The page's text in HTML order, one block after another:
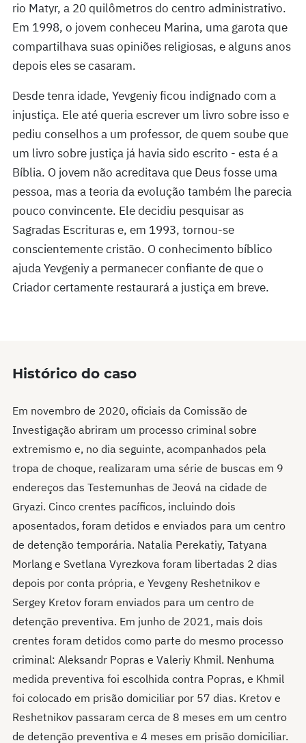
rio Matyr, a 20 quilômetros do centro administrativo.
Em 1998, o jovem conheceu Marina, uma garota que
compartilhava suas opiniões religiosas, e alguns anos
depois eles se casaram.
Desde tenra idade, Yevgeniy ficou indignado com a
injustiça. Ele até queria escrever um livro sobre isso e
pediu conselhos a um professor, de quem soube que
um livro sobre justiça já havia sido escrito - esta é a
Bíblia. O jovem não acreditava que Deus fosse uma
pessoa, mas a teoria da evolução também lhe parecia
pouco convincente. Ele decidiu pesquisar as
Sagradas Escrituras e, em 1993, tornou-se
conscientemente cristão. O conhecimento bíblico
ajuda Yevgeniy a permanecer confiante de que o
Criador certamente restaurará a justiça em breve.
Histórico do caso
Em novembro de 2020, oficiais da Comissão de
Investigação abriram um processo criminal sobre
extremismo e, no dia seguinte, acompanhados pela
tropa de choque, realizaram uma série de buscas em 9
endereços das Testemunhas de Jeová na cidade de
Gryazi. Cinco crentes pacíficos, incluindo dois
aposentados, foram detidos e enviados para um centro
de detenção temporária. Natalia Perekatiy, Tatyana
Morlang e Svetlana Vyrezkova foram libertadas 2 dias
depois por conta própria, e Yevgeny Reshetnikov e
Sergey Kretov foram enviados para um centro de
detenção preventiva. Em junho de 2021, mais dois
crentes foram detidos como parte do mesmo processo
criminal: Aleksandr Popras e Valeriy Khmil. Nenhuma
medida preventiva foi escolhida contra Popras, e Khmil
foi colocado em prisão domiciliar por 57 dias. Kretov e
Reshetnikov passaram cerca de 8 meses em um centro
de detenção preventiva e 4 meses em prisão domiciliar.